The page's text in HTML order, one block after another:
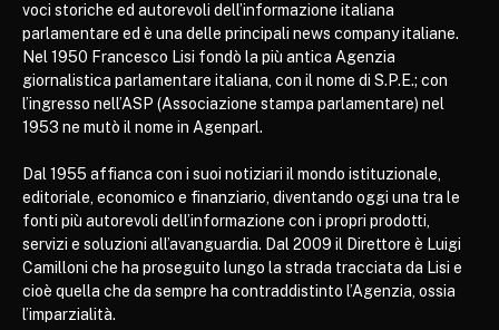
voci storiche ed autorevoli dell’informazione italiana
parlamentare ed è una delle principali news company italiane.
Nel 1950 Francesco Lisi fondò la più antica Agenzia
giornalistica parlamentare italiana, con il nome di S.P.E.; con
l’ingresso nell’ASP (Associazione stampa parlamentare) nel
1953 ne mutò il nome in Agenparl.
Dal 1955 affianca con i suoi notiziari il mondo istituzionale,
editoriale, economico e finanziario, diventando oggi una tra le
fonti più autorevoli dell’informazione con i propri prodotti,
servizi e soluzioni all’avanguardia. Dal 2009 il Direttore è Luigi
Camilloni che ha proseguito lungo la strada tracciata da Lisi e
cioè quella che da sempre ha contraddistinto l’Agenzia, ossia
l’imparzialità.